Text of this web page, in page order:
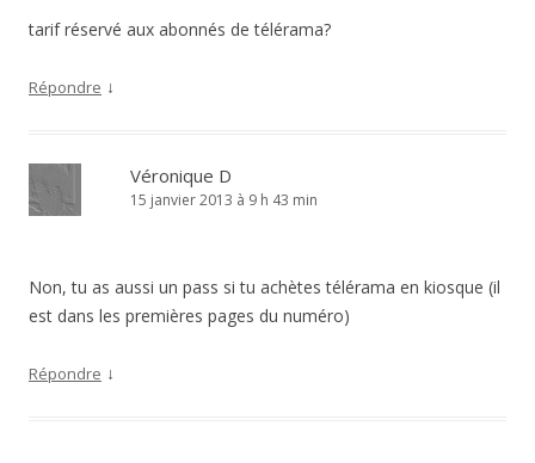
tarif réservé aux abonnés de télérama?
Répondre ↓
Véronique D
15 janvier 2013 à 9 h 43 min
Non, tu as aussi un pass si tu achètes télérama en kiosque (il
est dans les premières pages du numéro)
Répondre ↓